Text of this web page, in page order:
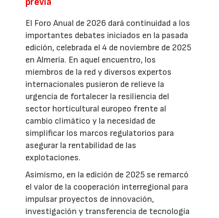
El Foro Anual de 2026 dará continuidad a los
importantes debates iniciados en la pasada
edición, celebrada el 4 de noviembre de 2025
en Almería. En aquel encuentro, los
miembros de la red y diversos expertos
internacionales pusieron de relieve la
urgencia de fortalecer la resiliencia del
sector horticultural europeo frente al
cambio climático y la necesidad de
simplificar los marcos regulatorios para
asegurar la rentabilidad de las
explotaciones.
Asimismo, en la edición de 2025 se remarcó
el valor de la cooperación interregional para
impulsar proyectos de innovación,
investigación y transferencia de tecnología